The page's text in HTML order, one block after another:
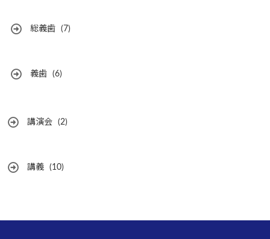
総義歯 (7)
義歯 (6)
講演会 (2)
講義 (10)